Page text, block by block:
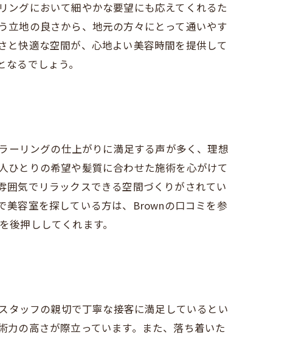
ングにおいて細やかな要望にも応えてくれるた
立地の良さから、地元の方々にとって通いやす
と快適な空間が、心地よい美容時間を提供して
るでしょう。
ーリングの仕上がりに満足する声が多く、理想
ひとりの希望や髪質に合わせた施術を心がけて
気でリラックスできる空間づくりがされてい
美容室を探している方は、Brownの口コミを参
押ししてくれます。
タッフの親切で丁寧な接客に満足しているとい
の高さが際立っています。また、落ち着いた